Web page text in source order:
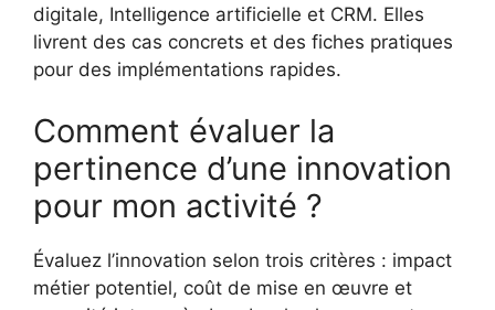
digitale, Intelligence artificielle et CRM. Elles
livrent des cas concrets et des fiches pratiques
pour des implémentations rapides.
Comment évaluer la
pertinence d’une innovation
pour mon activité ?
Évaluez l’innovation selon trois critères : impact
métier potentiel, coût de mise en œuvre et